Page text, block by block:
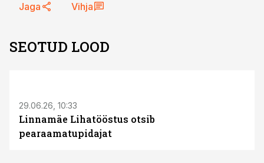
Jaga Vihja
SEOTUD LOOD
29.06.26, 10:33
Linnamäe Lihatööstus otsib
pearaamatupidajat